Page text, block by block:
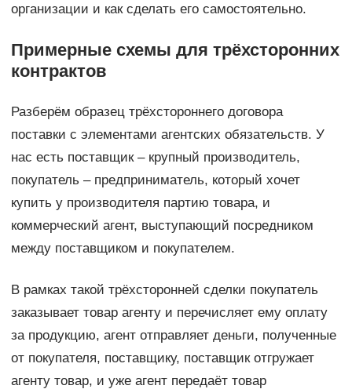
организации и как сделать его самостоятельно.
Примерные схемы для трёхсторонних
контрактов
Разберём образец трёхстороннего договора
поставки с элементами агентских обязательств. У
нас есть поставщик – крупный производитель,
покупатель – предприниматель, который хочет
купить у производителя партию товара, и
коммерческий агент, выступающий посредником
между поставщиком и покупателем.
В рамках такой трёхсторонней сделки покупатель
заказывает товар агенту и перечисляет ему оплату
за продукцию, агент отправляет деньги, полученные
от покупателя, поставщику, поставщик отгружает
агенту товар, и уже агент передаёт товар